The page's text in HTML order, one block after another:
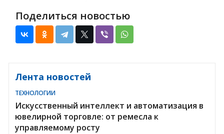
Поделиться новостью
Лента новостей
ТЕХНОЛОГИИ
Искусственный интеллект и автоматизация в
ювелирной торговле: от ремесла к
управляемому росту